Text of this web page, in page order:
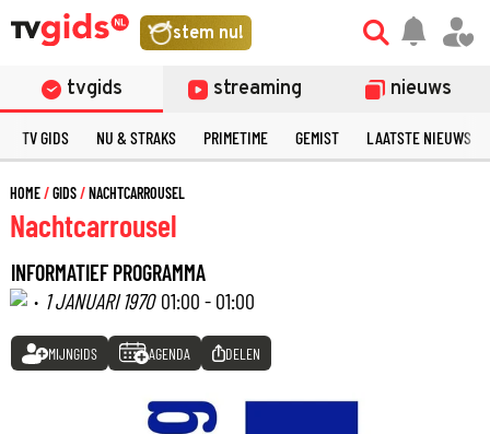
stem nu!
tvgids streaming nieuws
TV GIDS NU & STRAKS PRIMETIME GEMIST LAATSTE NIEUWS
HOME GIDS NACHTCARROUSEL
Nachtcarrousel
INFORMATIEF PROGRAMMA
· 1 JANUARI 1970 01:00 - 01:00
MIJNGIDS AGENDA DELEN